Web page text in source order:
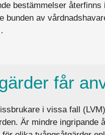
bestämmelser
bunden av
får
i vissa fall
Är mindre